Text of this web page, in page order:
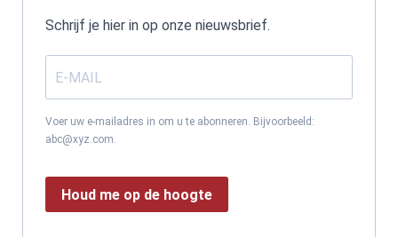
Schrijf je hier in op onze nieuwsbrief.
Voer uw e-mailadres in om u te abonneren. Bijvoorbeeld:
abc@xyz.com.
Houd me op de hoogte